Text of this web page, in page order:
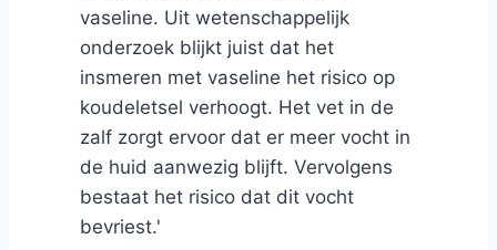
vaseline. Uit wetenschappelijk
onderzoek blijkt juist dat het
insmeren met vaseline het risico op
koudeletsel verhoogt. Het vet in de
zalf zorgt ervoor dat er meer vocht in
de huid aanwezig blijft. Vervolgens
bestaat het risico dat dit vocht
bevriest.'